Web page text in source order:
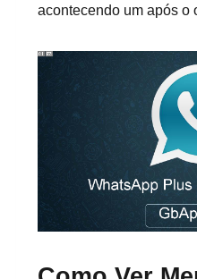
acontecendo um após o